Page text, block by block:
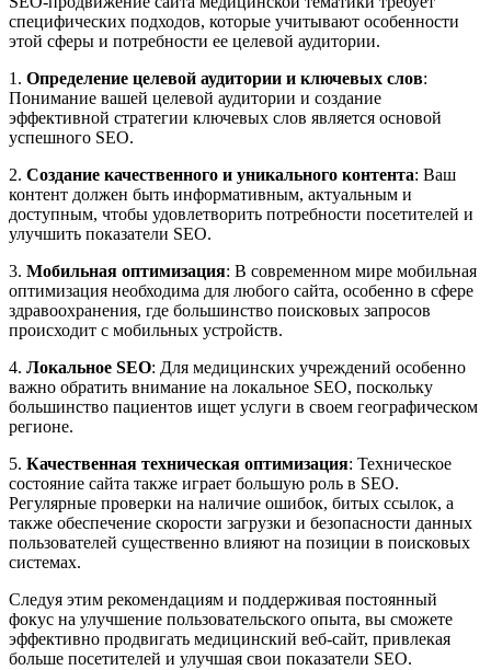
специфических подходов, которые учитывают особенности
этой сферы и потребности ее целевой аудитории.
1. Определение целевой аудитории и ключевых слов:
Понимание вашей целевой аудитории и создание
эффективной стратегии ключевых слов является основой
успешного SEO.
2. Создание качественного и уникального контента: Ваш
контент должен быть информативным, актуальным и
доступным, чтобы удовлетворить потребности посетителей и
улучшить показатели SEO.
3. Мобильная оптимизация: В современном мире мобильная
оптимизация необходима для любого сайта, особенно в сфере
здравоохранения, где большинство поисковых запросов
происходит с мобильных устройств.
4. Локальное SEO: Для медицинских учреждений особенно
важно обратить внимание на локальное SEO, поскольку
большинство пациентов ищет услуги в своем географическом
регионе.
5. Качественная техническая оптимизация: Техническое
состояние сайта также играет большую роль в SEO.
Регулярные проверки на наличие ошибок, битых ссылок, а
также обеспечение скорости загрузки и безопасности данных
пользователей существенно влияют на позиции в поисковых
системах.
Следуя этим рекомендациям и поддерживая постоянный
фокус на улучшение пользовательского опыта, вы сможете
эффективно продвигать медицинский веб-сайт, привлекая
больше посетителей и улучшая свои показатели SEO.